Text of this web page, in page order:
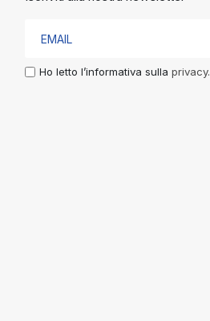
Ho letto l’informativa sullaprivacy.